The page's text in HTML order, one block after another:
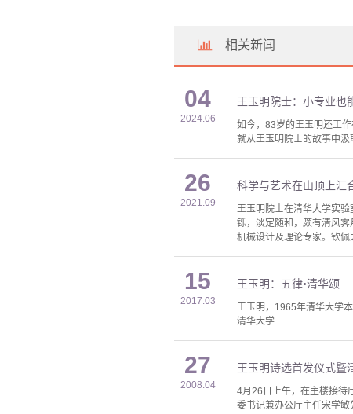
相关新闻
04
2024.06
王玉明院士：小专业也
如今，83岁的王玉明还工
就从王玉明院士的故事中汲
26
2021.09
科学与艺术在山顶上汇
王玉明院士在清华大学实
铄，淡定随和，颇有清风
机械设计及理论专家。钦佩
15
2017.03
王玉明：五律•清华颂
王玉明，1965年清华大学
清华大学....
27
2008.04
王玉明诗选首发仪式暨
4月26日上午，在主楼接待
委书记兼办公厅主任宋学